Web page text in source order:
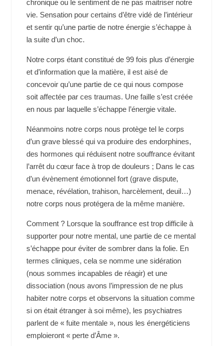
chronique ou le sentiment de ne pas maitriser notre
vie. Sensation pour certains d’être vidé de l’intérieur
et sentir qu’une partie de notre énergie s’échappe à
la suite d’un choc.
Notre corps étant constitué de 99 fois plus d’énergie
et d’information que la matière, il est aisé de
concevoir qu’une partie de ce qui nous compose
soit affectée par ces traumas. Une faille s’est créée
en nous par laquelle s’échappe l’énergie vitale.
Néanmoins notre corps nous protège tel le corps
d’un grave blessé qui va produire des endorphines,
des hormones qui réduisent notre souffrance évitant
l’arrêt du cœur face à trop de douleurs ; Dans le cas
d’un évènement émotionnel fort (grave dispute,
menace, révélation, trahison, harcèlement, deuil…)
notre corps nous protégera de la même manière.
Comment ? Lorsque la souffrance est trop difficile à
supporter pour notre mental, une partie de ce mental
s’échappe pour éviter de sombrer dans la folie. En
termes cliniques, cela se nomme une sidération
(nous sommes incapables de réagir) et une
dissociation (nous avons l’impression de ne plus
habiter notre corps et observons la situation comme
si on était étranger à soi même), les psychiatres
parlent de « fuite mentale », nous les énergéticiens
emploieront « perte d’Âme ».